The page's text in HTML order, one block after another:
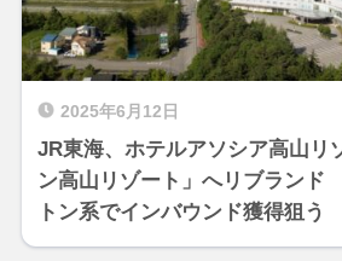
2025年6月12日
JR東海、ホテルアソシア高山リ
ン高山リゾート」へリブラン
トン系でインバウンド獲得狙う